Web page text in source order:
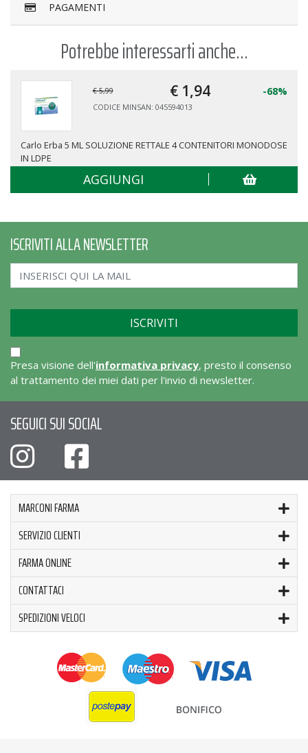
PAGAMENTI
Potrebbe interessarti anche...
€ 5,99 € 1,94 -68%
CODICE MINSAN: 045594013
Carlo Erba 5 ML SOLUZIONE RETTALE 4 CONTENITORI MONODOSE
IN LDPE
AGGIUNGI
ISCRIVITI ALLA NEWSLETTER
Presa visione dell'informativa privacy, presto il consenso
al trattamento dei miei dati per l'invio di newsletter.
SEGUICI SUI SOCIAL
MARCONI FARMA
SERVIZIO CLIENTI
FARMA ONLINE
CONTATTACI
SPEDIZIONI VELOCI